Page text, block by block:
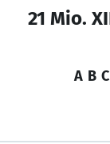
21 Mio.
A B C